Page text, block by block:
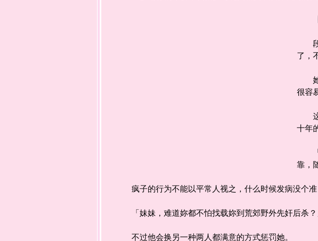
【
段
了，
她
很容
这
十年
「
靠，
疯子的行为不能以平常人视之，什么时候发病没个准
「妹妹，难道妳都不怕找载妳到荒郊野外先奸后杀？
不过他会换另一种两人都满意的方式惩罚她。